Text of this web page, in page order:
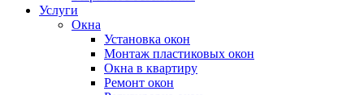
Услуги
Окна
Установка окон
Монтаж пластиковых окон
Окна в квартиру
Ремонт окон